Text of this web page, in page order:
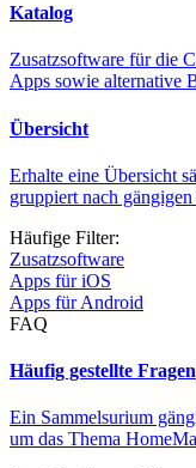
Katalog
Zusatzsoftware für die
Apps sowie alternative
Übersicht
Erhalte eine Übersicht
gruppiert nach
Häufige Filter:
Zusatzsoftware
Apps für iOS
Apps für Android
FAQ
Häufig gestellte Fragen
Ein Sammelsurium
um das Thema